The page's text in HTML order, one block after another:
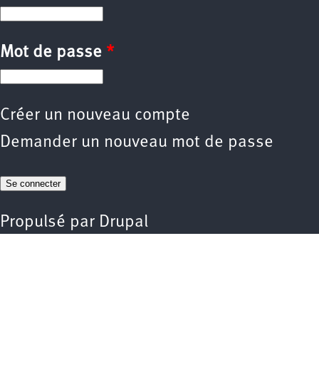
Mot de passe *
Créer un nouveau compte
Demander un nouveau mot de passe
Propulsé par Drupal